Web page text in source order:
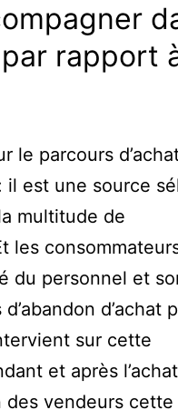
rapport
le parcours
il est une source
multitude de
les
du personnel et
d’achat
sur cette
et après
des vendeurs cette